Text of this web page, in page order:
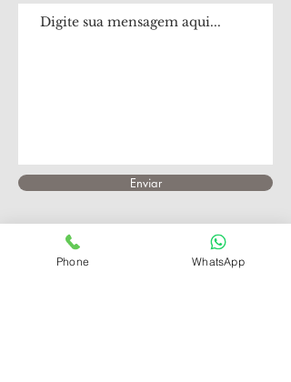
Enviar
Phone WhatsApp